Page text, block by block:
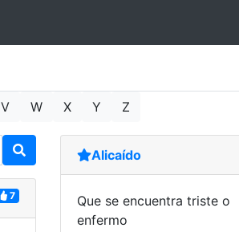
V W X Y Z
7
Alicaído
Que se encuentra triste o
enfermo